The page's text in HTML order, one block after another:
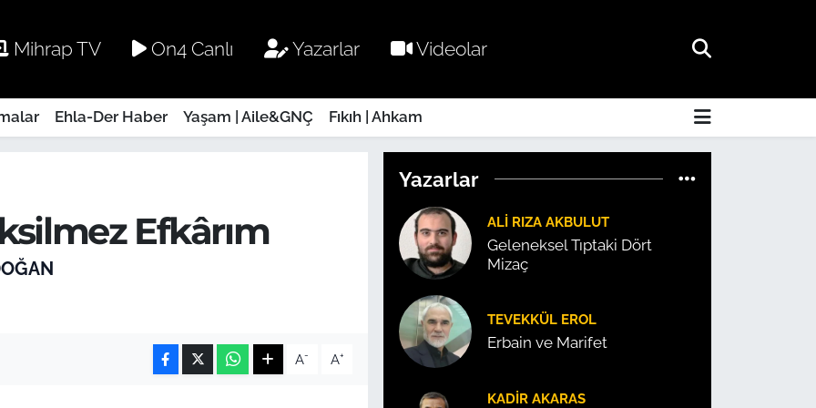
Mihrap TV On4 Canlı Yazarlar Videolar
Ehla-Der Haber Yaşam | Aile&GNÇ Fıkıh | Ahkam
Efkârım
A- A+
Yazarlar
ALI RIZA AKBULUT
Geleneksel Tıptaki Dört
Mizaç
TEVEKKÜL EROL
Erbain ve Marifet
KADIR AKARAS